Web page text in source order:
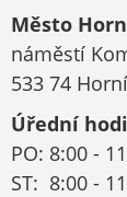
Město
náměstí
533 74
Úřední
PO: 8:00 -
ST: 8:00 -